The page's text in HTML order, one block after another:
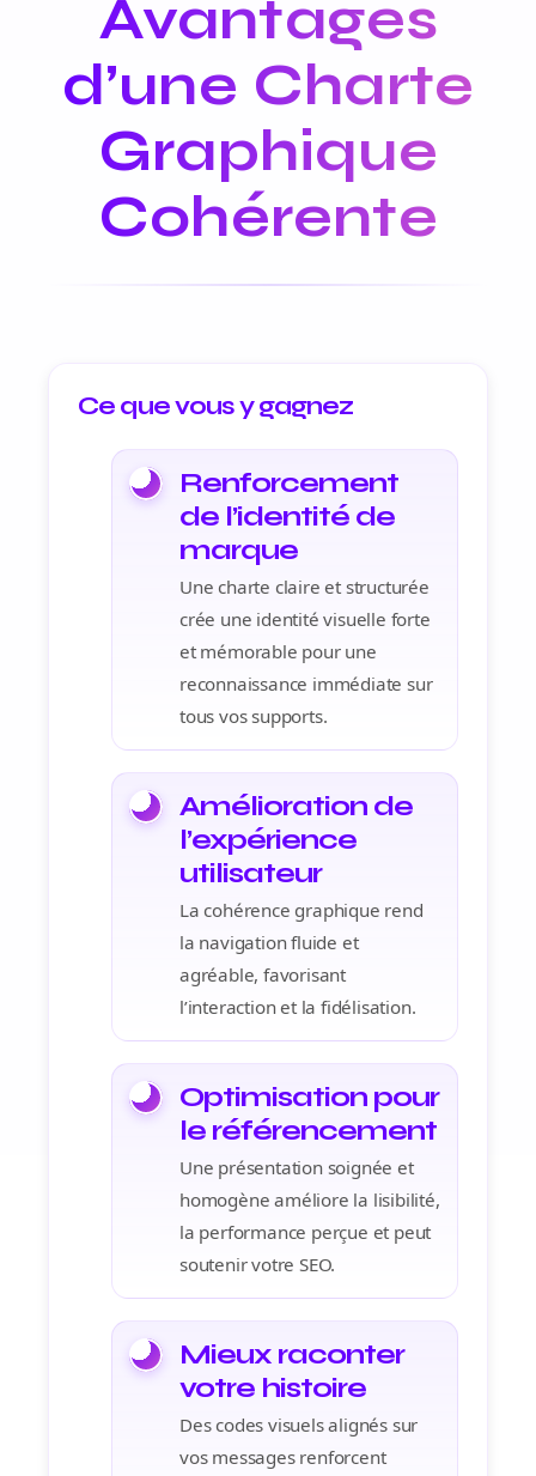
Avantages
d’une Charte
Graphique
Cohérente
Ce que vous y gagnez
Renforcement
de l’identité de
marque
Une charte claire et structurée
crée une identité visuelle forte
et mémorable pour une
reconnaissance immédiate sur
tous vos supports.
Amélioration de
l’expérience
utilisateur
La cohérence graphique rend
la navigation fluide et
agréable, favorisant
l’interaction et la fidélisation.
Optimisation pour
le référencement
Une présentation soignée et
homogène améliore la lisibilité,
la performance perçue et peut
soutenir votre SEO.
Mieux raconter
votre histoire
Des codes visuels alignés sur
vos messages renforcent